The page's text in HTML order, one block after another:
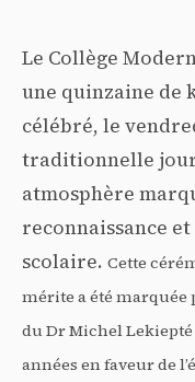
Le Collège
une quinzaine de
célébré, le
traditionnelle
atmosphère
reconnaissance
scolaire. Cette
mérite a été
du Dr Michel
années en faveur de